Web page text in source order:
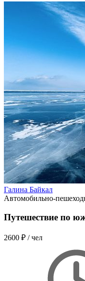
Галина Байкал
Автомобильно-
Путешествие по
2600 ₽ / чел